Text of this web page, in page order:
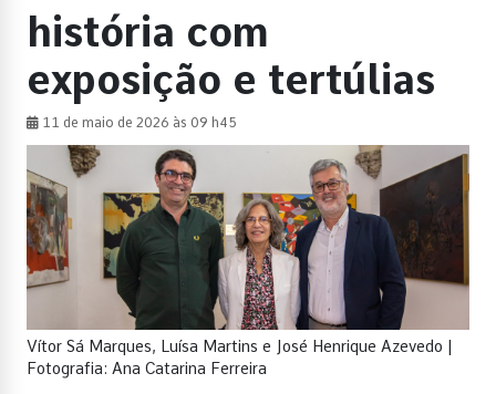
história com
exposição e tertúlias
11 de maio de 2026 às 09 h45
Vítor Sá Marques, Luísa Martins e José Henrique Azevedo |
Fotografia: Ana Catarina Ferreira